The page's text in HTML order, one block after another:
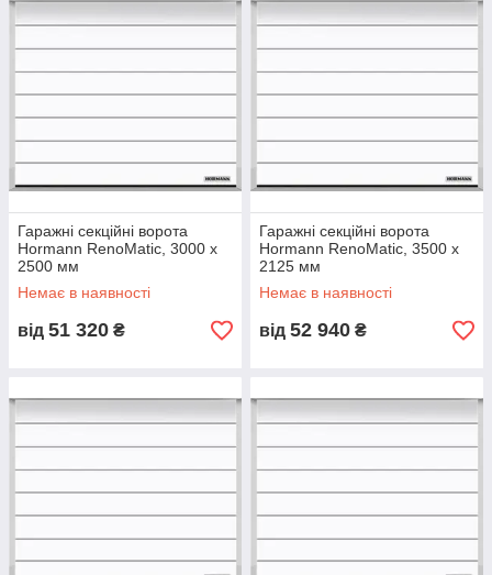
Гаражні секційні ворота
Hormann RenoMatic, 3000 x
2500 мм
Немає в наявності
від 51 320 ₴
Гаражні секційні ворота
Hormann RenoMatic, 3500 x
2125 мм
Немає в наявності
від 52 940 ₴